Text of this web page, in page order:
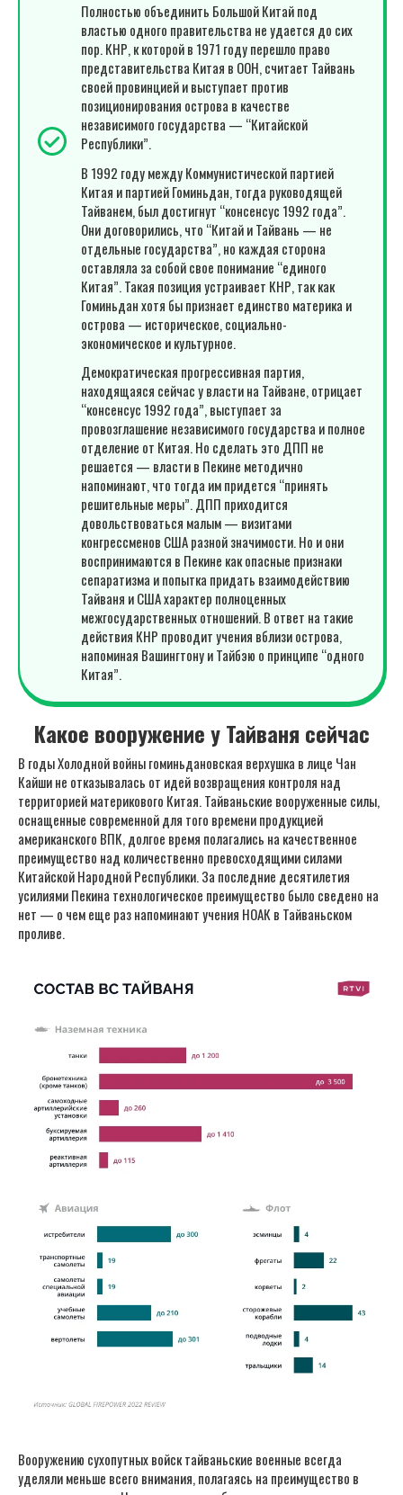
Полностью объединить Большой Китай под
властью одного правительства не удается до сих
пор. КНР, к которой в 1971 году перешло право
представительства Китая в ООН, считает Тайвань
своей провинцией и выступает против
позиционирования острова в качестве
независимого государства — “Китайской
Республики”.
В 1992 году между Коммунистической партией
Китая и партией Гоминьдан, тогда руководящей
Тайванем, был достигнут “консенсус 1992 года”.
Они договорились, что “Китай и Тайвань — не
отдельные государства”, но каждая сторона
оставляла за собой свое понимание “единого
Китая”. Такая позиция устраивает КНР, так как
Гоминьдан хотя бы признает единство материка и
острова — историческое, социально-
экономическое и культурное.
Демократическая прогрессивная партия,
находящаяся сейчас у власти на Тайване, отрицает
“консенсус 1992 года”, выступает за
провозглашение независимого государства и полное
отделение от Китая. Но сделать это ДПП не
решается — власти в Пекине методично
напоминают, что тогда им придется “принять
решительные меры”. ДПП приходится
довольствоваться малым — визитами
конгрессменов США разной значимости. Но и они
воспринимаются в Пекине как опасные признаки
сепаратизма и попытка придать взаимодействию
Тайваня и США характер полноценных
межгосударственных отношений. В ответ на такие
действия КНР проводит учения вблизи острова,
напоминая Вашингтону и Тайбэю о принципе “одного
Китая”.
Какое вооружение у Тайваня сейчас
В годы Холодной войны гоминьдановская верхушка в лице Чан
Кайши не отказывалась от идей возвращения контроля над
территорией материкового Китая. Тайваньские вооруженные силы,
оснащенные современной для того времени продукцией
американского ВПК, долгое время полагались на качественное
преимущество над количественно превосходящими силами
Китайской Народной Республики. За последние десятилетия
усилиями Пекина технологическое преимущество было сведено на
нет — о чем еще раз напоминают учения НОАК в Тайваньском
проливе.
Вооружению сухопутных войск тайваньские военные всегда
уделяли меньше всего внимания, полагаясь на преимущество в